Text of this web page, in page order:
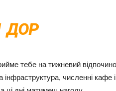
ДОР
тебе на тижневий
інфраструктура, численні кафе і